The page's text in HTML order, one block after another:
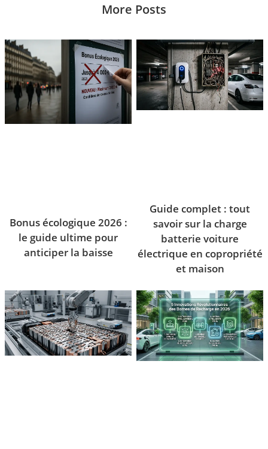
More Posts
Bonus écologique 2026 :
le guide ultime pour
anticiper la baisse
Guide complet : tout
savoir sur la charge
batterie voiture
électrique en copropriété
et maison